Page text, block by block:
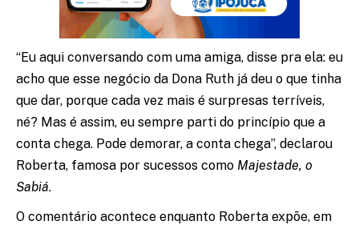
“Eu aqui conversando com uma amiga, disse pra ela: eu
acho que esse negócio da Dona Ruth já deu o que tinha
que dar, porque cada vez mais é surpresas terríveis,
né? Mas é assim, eu sempre parti do princípio que a
conta chega. Pode demorar, a conta chega”, declarou
Roberta, famosa por sucessos como Majestade, o
Sabiá.
O comentário acontece enquanto Roberta expõe, em